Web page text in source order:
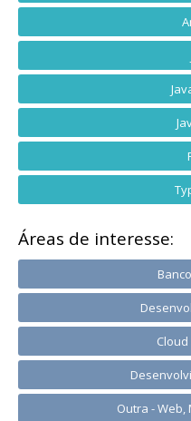
Áreas de interesse:
Outra -